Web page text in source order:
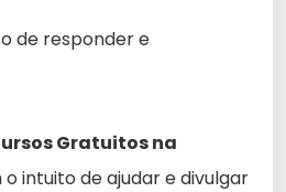
de responder e
Gratuitos na
intuito de ajudar e divulgar